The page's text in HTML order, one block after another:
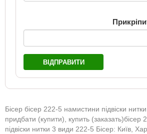
ВІДПРАВИТИ
Бісер бісер 222-5 намистини підвіски
придбати (купити), купить (заказать)бісер
підвіски нитки 3 види 222-5 Бісер: Київ,